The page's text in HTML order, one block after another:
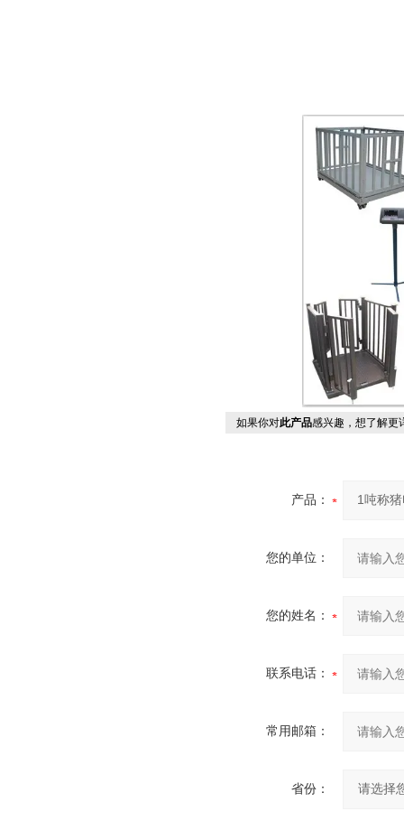
如果你对此产品感兴趣，想了解更
产品：
您的单位：
您的姓名：
联系电话：
常用邮箱：
省份：